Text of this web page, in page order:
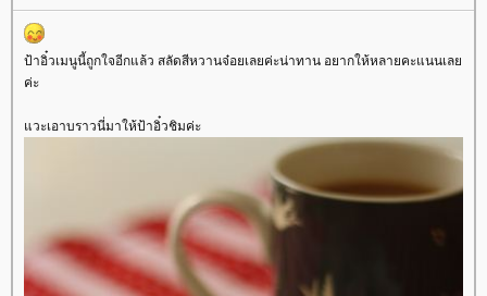
ป้าอิ๋วเมนูนี้ถูกใจอีกแล้ว สลัดสีหวานจ๋อยเลยค่ะน่าทาน อยากให้หลายคะแนนเล
ค่ะ
วะเอาบราวนี่มาให้ป้าอิ๋วชิมค่ะ